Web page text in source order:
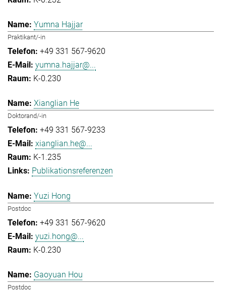
Yumna Hajjar
Praktikant/-in
+49 331 567-9620
yumna.hajjar@...
K-0.230
Xianglian He
Doktorand/-in
+49 331 567-9233
xianglian.he@...
K-1.235
Publikationsreferenzen
Yuzi Hong
Postdoc
+49 331 567-9620
yuzi.hong@...
K-0.230
Gaoyuan Hou
Postdoc